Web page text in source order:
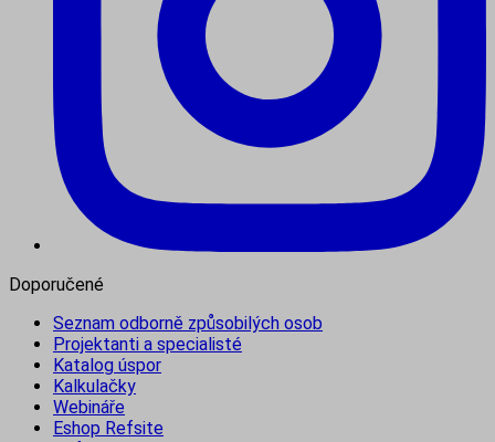
Doporučené
Seznam odborně způsobilých osob
Projektanti a specialisté
Katalog úspor
Kalkulačky
Webináře
Eshop Refsite